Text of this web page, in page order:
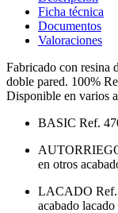
Ficha técnica
Documentos
Valoraciones
Fabricado con resina
doble pared. 100%
Disponible en varios
BASIC Ref.
en otros
LACADO Ref.
acabado